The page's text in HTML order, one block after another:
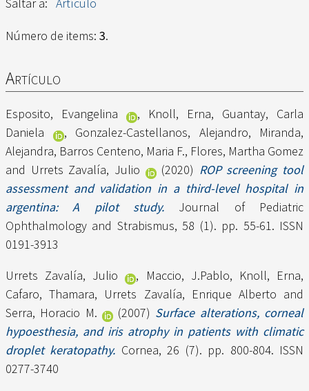
Saltar a: Artículo
Número de items: 3.
Artículo
Esposito, Evangelina , Knoll, Erna, Guantay, Carla
Daniela
, Gonzalez-Castellanos, Alejandro, Miranda,
Alejandra, Barros Centeno, Maria F., Flores, Martha Gomez
and Urrets Zavalía, Julio (2020) ROP screening tool
assessment and validation in a third-level hospital in
argentina: A pilot study. Journal of Pediatric
Ophthalmology and Strabismus, 58 (1). pp. 55-61. ISSN
0191-3913
Urrets Zavalía, Julio
, Maccio, J.Pablo, Knoll, Erna,
Cafaro, Thamara, Urrets Zavalía, Enrique Alberto and
Serra, Horacio M.
(2007) Surface alterations, corneal
hypoesthesia, and iris atrophy in patients with climatic
droplet keratopathy. Cornea, 26 (7). pp. 800-804. ISSN
0277-3740